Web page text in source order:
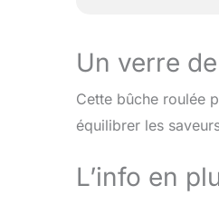
Un verre
Cette bûche roulée
équilibrer les
L’info en